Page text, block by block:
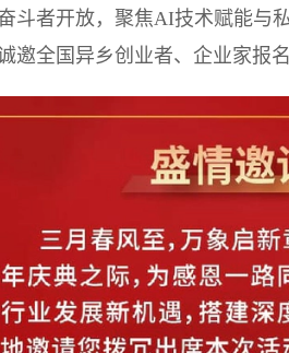
斗者开放，聚焦AI技术赋能与
邀全国异乡创业者、企业家报